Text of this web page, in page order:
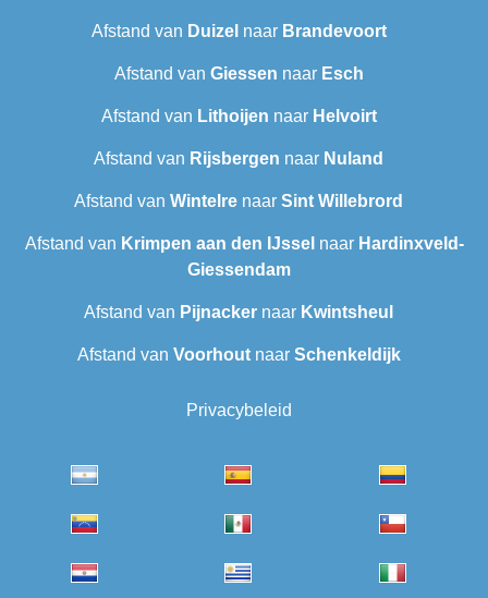
Afstand van Duizel naar Brandevoort
Afstand van Giessen naar Esch
Afstand van Lithoijen naar Helvoirt
Afstand van Rijsbergen naar Nuland
Afstand van Wintelre naar Sint Willebrord
Afstand van Krimpen aan den IJssel naar Hardinxveld-
Giessendam
Afstand van Pijnacker naar Kwintsheul
Afstand van Voorhoutnaar Schenkeldijk
Privacybeleid